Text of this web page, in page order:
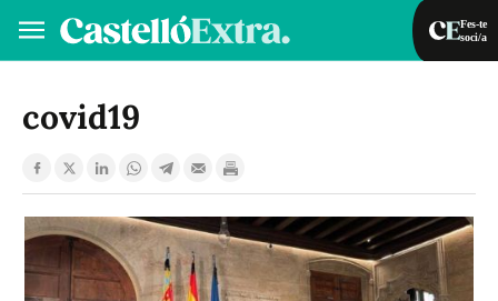
Fes-te
soci/a
VA
covid19